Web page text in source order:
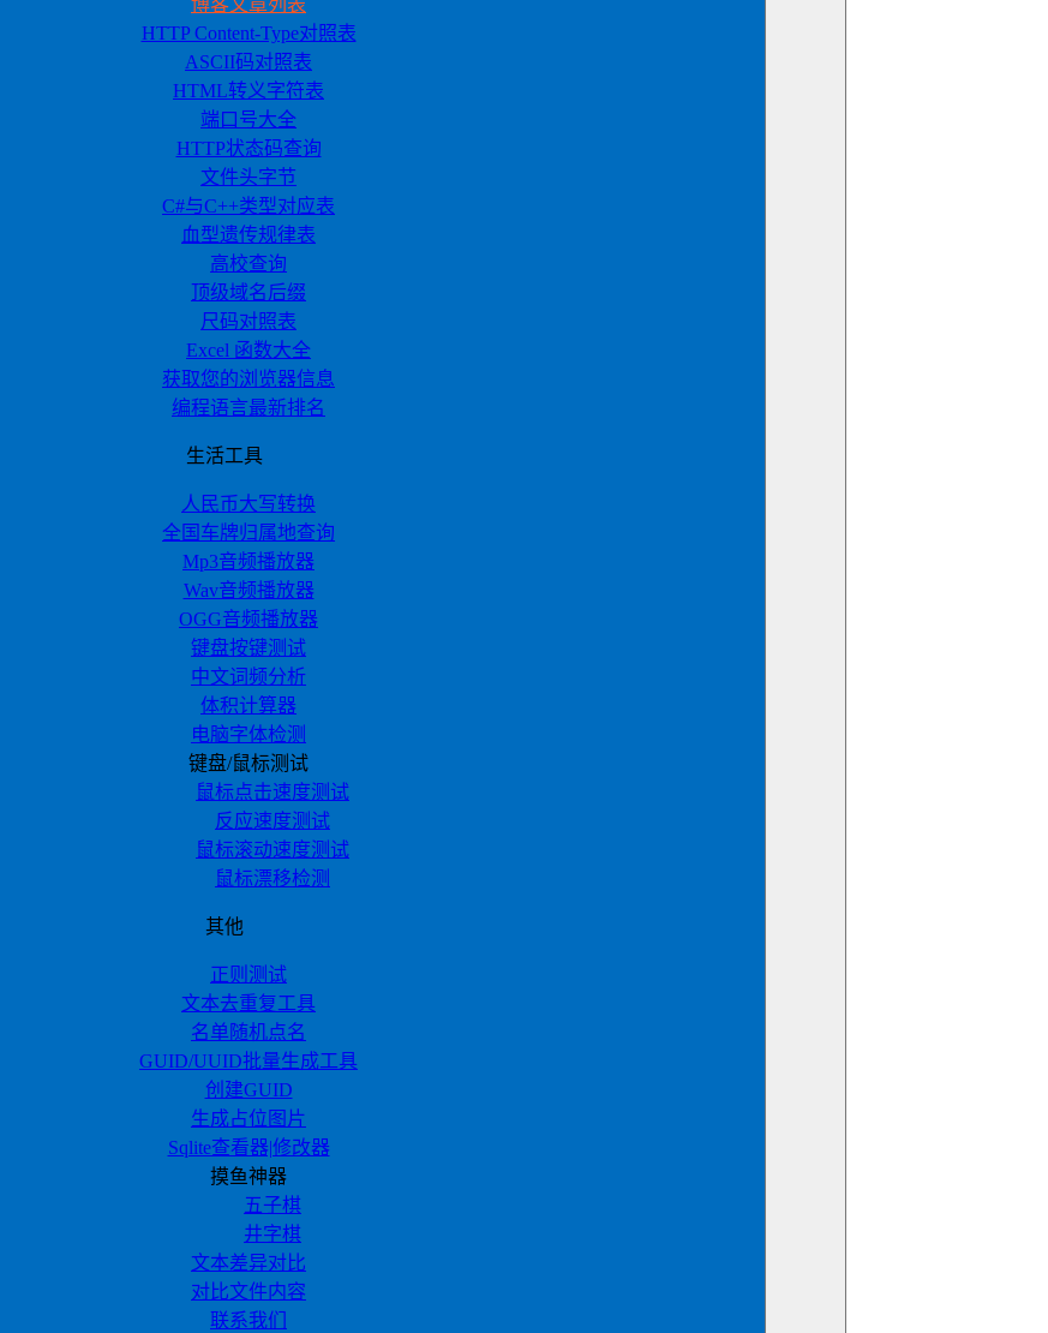
博客文章列表
HTTP Content-Type对照表
ASCII码对照表
HTML转义字符表
端口号大全
HTTP状态码查询
文件头字节
C#与C++类型对应表
血型遗传规律表
高校查询
顶级域名后缀
尺码对照表
Excel 函数大全
获取您的浏览器信息
编程语言最新排名
生活工具
人民币大写转换
全国车牌归属地查询
Mp3音频播放器
Wav音频播放器
OGG音频播放器
键盘按键测试
中文词频分析
体积计算器
电脑字体检测
键盘/鼠标测试
鼠标点击速度测试
反应速度测试
鼠标滚动速度测试
鼠标漂移检测
其他
正则测试
文本去重复工具
名单随机点名
GUID/UUID批量生成工具
创建GUID
生成占位图片
Sqlite查看器|修改器
摸鱼神器
五子棋
井字棋
文本差异对比
对比文件内容
联系我们